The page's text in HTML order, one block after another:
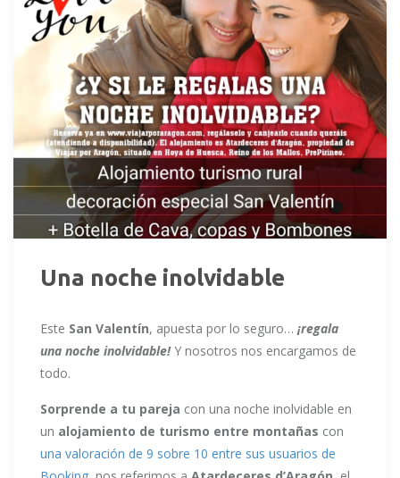
Una noche inolvidable
Este San Valentín, apuesta por lo seguro… ¡regala
una noche inolvidable!Y nosotros nos encargamos de
todo.
Sorprende a tu pareja con una noche inolvidable en
un alojamiento de turismo entre montañas con
una valoración de 9 sobre 10 entre sus usuarios de